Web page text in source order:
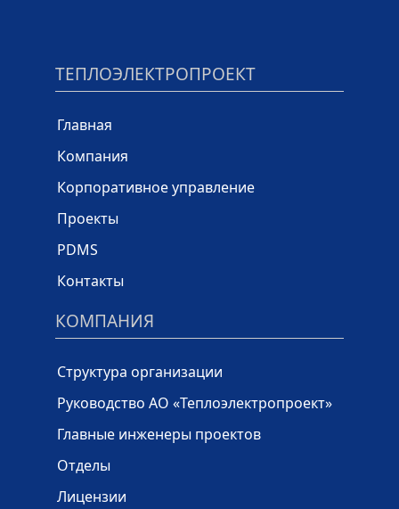
ТЕПЛОЭЛЕКТРОПРОЕКТ
Главная
Компания
Корпоративное управление
Проекты
PDMS
Контакты
КОМПАНИЯ
Структура организации
Руководство АО «Теплоэлектропроект»
Главные инженеры проектов
Отделы
Лицензии